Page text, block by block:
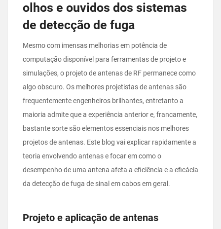
olhos e ouvidos dos sistemas
de detecção de fuga
Mesmo com imensas melhorias em potência de
computação disponível para ferramentas de projeto e
simulações, o projeto de antenas de RF permanece como
algo obscuro. Os melhores projetistas de antenas são
frequentemente engenheiros brilhantes, entretanto a
maioria admite que a experiência anterior e, francamente,
bastante sorte são elementos essenciais nos melhores
projetos de antenas. Este blog vai explicar rapidamente a
teoria envolvendo antenas e focar em como o
desempenho de uma antena afeta a eficiência e a eficácia
da detecção de fuga de sinal em cabos em geral.
Projeto e aplicação de antenas